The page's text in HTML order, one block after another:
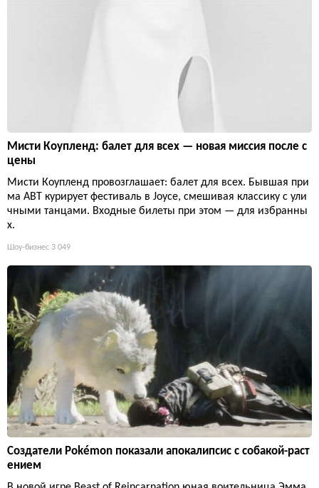
Мисти Коупленд: балет для всех — новая миссия после с
цены
Мисти Коупленд провозглашает: балет для всех. Бывшая при
ма ABT курирует фестиваль в Joyce, смешивая классику с ули
чными танцами. Входные билеты при этом — для избранны
х.
Шоу-бизнес 3 049
Создатели Pokémon показали апокалипсис с собакой-раст
ением